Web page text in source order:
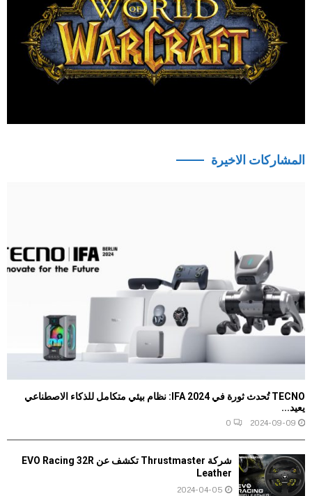
المشاركات الاخيرة
TECNO تُحدث ثورة في IFA 2024: نظام بيئي متكامل للذكاء الاصطناعي
يعيد...
2024-09-09
0
شركة Thrustmaster تكشف عن EVO Racing 32R
Leather
2024-04-05